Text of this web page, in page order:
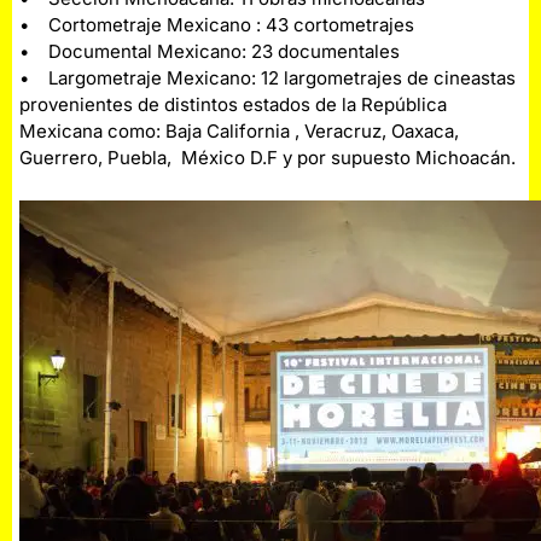
• Cortometraje Mexicano : 43 cortometrajes
• Documental Mexicano: 23 documentales
• Largometraje Mexicano: 12 largometrajes de cineastas
provenientes de distintos estados de la República
Mexicana como: Baja California , Veracruz, Oaxaca,
Guerrero, Puebla, México D.F y por supuesto Michoacán.